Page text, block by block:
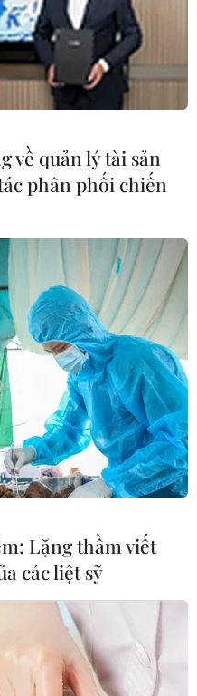
về quản lý tài sản
phân phối chiến
Lặng thầm viết
các liệt sỹ